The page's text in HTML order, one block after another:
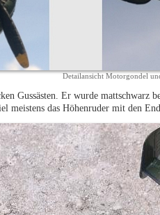
Detailansicht Motorgondel
Gussästen. Er wurde mattschwarz
meistens das Höhenruder mit den